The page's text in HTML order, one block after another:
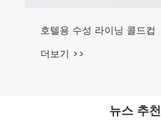
호텔용 수성 라이닝 콜드컵
더보기 >>
뉴스 추천